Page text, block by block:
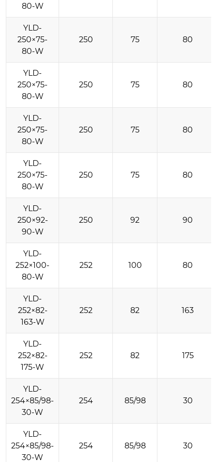
80-W
YLD-
250×75-
80-W
250 75 80
YLD-
250×75-
80-W
250 75 80
YLD-
250×75-
80-W
250 75 80
YLD-
250×75-
80-W
250 75 80
YLD-
250×92-
90-W
250 92 90
YLD-
252×100-
80-W
252 100 80
YLD-
252×82-
163-W
252 82 163
YLD-
252×82-
175-W
252 82 175
YLD-
254×85/98-
30-W
254 85/98 30
YLD-
254×85/98-
30-W
254 85/98 30